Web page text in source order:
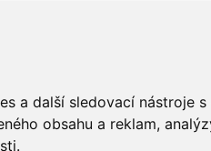
a další sledovací nástroje s
obsahu a reklam,
kalhotky